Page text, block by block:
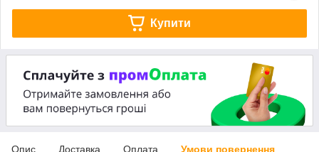
Купити
Опис Доставка Оплата Умови повернення